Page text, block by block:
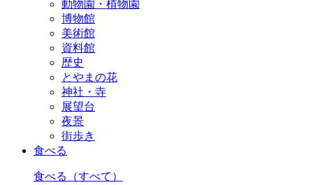
動物園・植物園
博物館
美術館
資料館
歴史
とやまの花
神社・寺
展望台
夜景
街歩き
食べる
食べる （すべて）